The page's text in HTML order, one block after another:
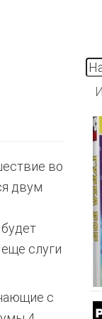
во
двум
слуги
с